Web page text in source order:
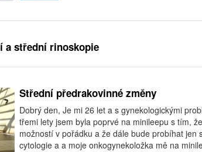
a střední rinoskopie
Střední předrakovinné změny
Dobrý den, Je mi 26 let a s gynekologickými
třemi lety jsem byla poprvé na minileepu s tím,
možností v pořádku a že dále bude probíhat jen
cytologie a a moje onkogynekoložka mě na